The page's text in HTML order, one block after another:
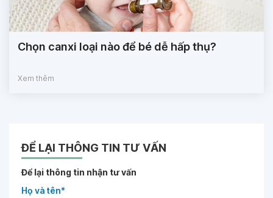
Chọn canxi loại nào để bé dễ hấp thụ?
Xem thêm
ĐỂ LẠI THÔNG TIN TƯ VẤN
Để lại thông tin nhận tư vấn
Họ và tên*